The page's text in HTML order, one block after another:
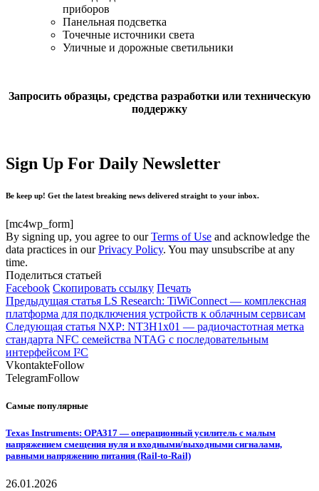
приборов
Панельная подсветка
Точечные источники света
Уличные и дорожные светильники
Запросить образцы, средства разработки или техническую
поддержку
Sign Up For Daily Newsletter
Be keep up! Get the latest breaking news delivered straight to your inbox.
[mc4wp_form]
By signing up, you agree to ourTerms of Use and acknowledge the
data practices in ourPrivacy Policy. You may unsubscribe at any
time.
Поделиться статьей
Facebook Скопировать ссылку Печать
Предыдущая статья LS Research: TiWiConnect — комплексная
платформа для подключения устройств к облачным сервисам
Следующая статья NXP: NT3H1x01 — радиочастотная метка
стандарта NFC семейства NTAG с последовательным
интерфейсом I²C
VkontakteFollow
TelegramFollow
Самые популярные
Texas Instruments: OPA317 — операционный усилитель с малым
напряжением смещения нуля и входными/выходными сигналами,
равными напряжению питания (Rail-to-Rail)
26.01.2026